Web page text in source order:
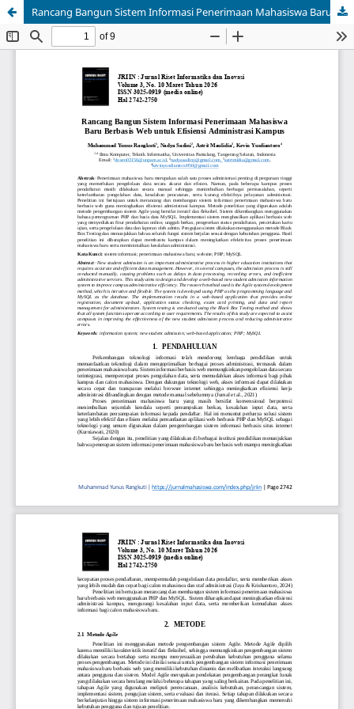
Rancang Bangun Sistem Informasi Penerimaan Mahasiswa Baru Berbasis Web untuk Efisiensi Administrasi Kampus